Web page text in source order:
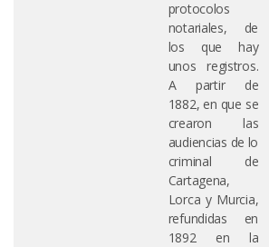
protocolos
notariales, de
los que hay
unos registros.
A partir de
1882, en que se
crearon las
audiencias de lo
criminal de
Cartagena,
Lorca y Murcia,
refundidas en
1892 en la